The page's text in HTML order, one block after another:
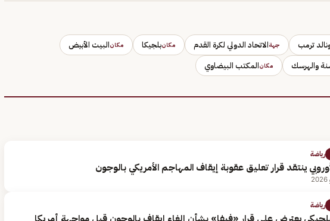
ترمب جهةالاتحاد الدولي لكرة القدم مكانبلجيكا مكانالبيت الأبيض
والهرسك مكانالمكتب البيضاوي
رياضة
ينتقد قرار تعليق عقوبة إيقاف المهاجم الأمريكي بالوجون
رياضة
يعترض على قرار «فيفا» بشأن إلغاء إيقاف بالوجون قبل مواجهة أمريكا